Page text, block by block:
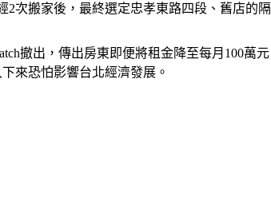
次搬家後，最終選定忠孝東路四段、舊店的
撤出，傳出房東即便將租金降至每月100萬
來恐怕影響台北經濟發展。